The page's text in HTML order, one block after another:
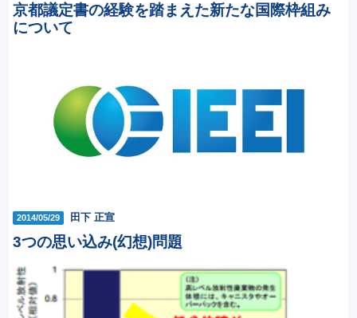
京都議定書の経験を踏まえた新たな国際枠組み
について
2014/05/29 田下 正宣
3つの思い込み(幻想)問題